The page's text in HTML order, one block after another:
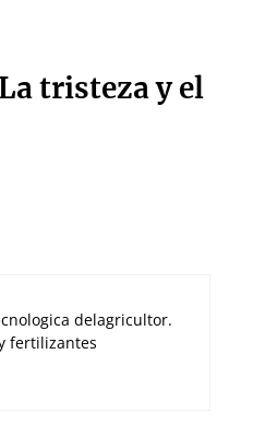
tristeza y el
delagricultor.
fertilizantes